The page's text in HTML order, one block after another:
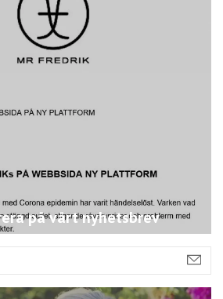
på vårt nyhetsbrev